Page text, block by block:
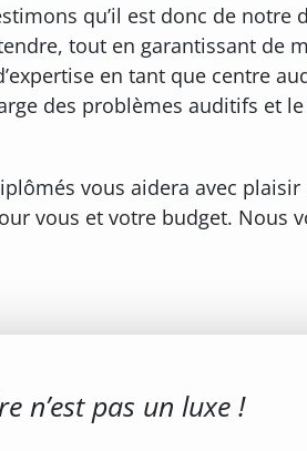
qu’il est donc de notre
tout en garantissant de
en tant que centre
des problèmes auditifs et
vous aidera avec
vous et votre budget. Nous
n’est pas un luxe !